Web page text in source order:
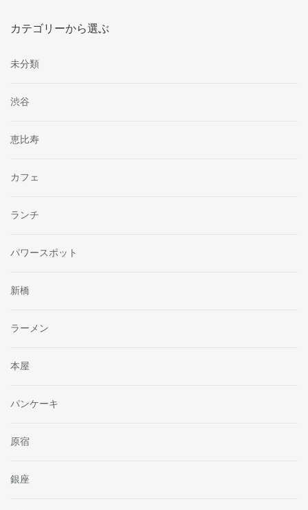
カテゴリーから選ぶ
未分類
渋谷
恵比寿
カフェ
ランチ
パワースポット
新橋
ラーメン
本屋
パンケーキ
原宿
銀座